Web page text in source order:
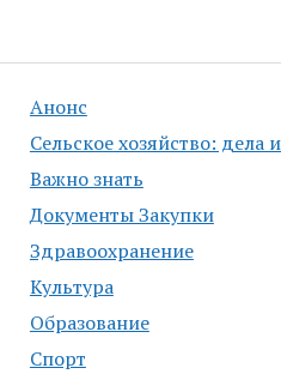
Анонс
Сельское хозяйство: дела
Важно знать
Документы Закупки
Здравоохранение
Культура
Образование
Спорт